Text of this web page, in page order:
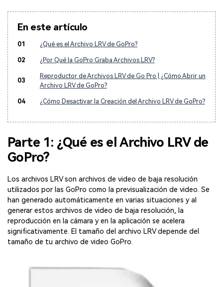
En este artículo
01 ¿Qué es el Archivo LRV de GoPro?
02 ¿Por Qué la GoPro Graba Archivos LRV?
03
Reproductor de Archivos LRV de Go Pro | ¿Cómo Abrir un
Archivo LRV de GoPro?
04 ¿Cómo Desactivar la Creación del Archivo LRV de GoPro?
Parte 1: ¿Qué es el Archivo LRV de
GoPro?
Los archivos LRV son archivos de video de baja resolución
utilizados por las GoPro como la previsualización de video. Se
han generado automáticamente en varias situaciones y al
generar estos archivos de video de baja resolución, la
reproducción en la cámara y en la aplicación se acelera
significativamente. El tamaño del archivo LRV depende del
tamaño de tu archivo de video GoPro.